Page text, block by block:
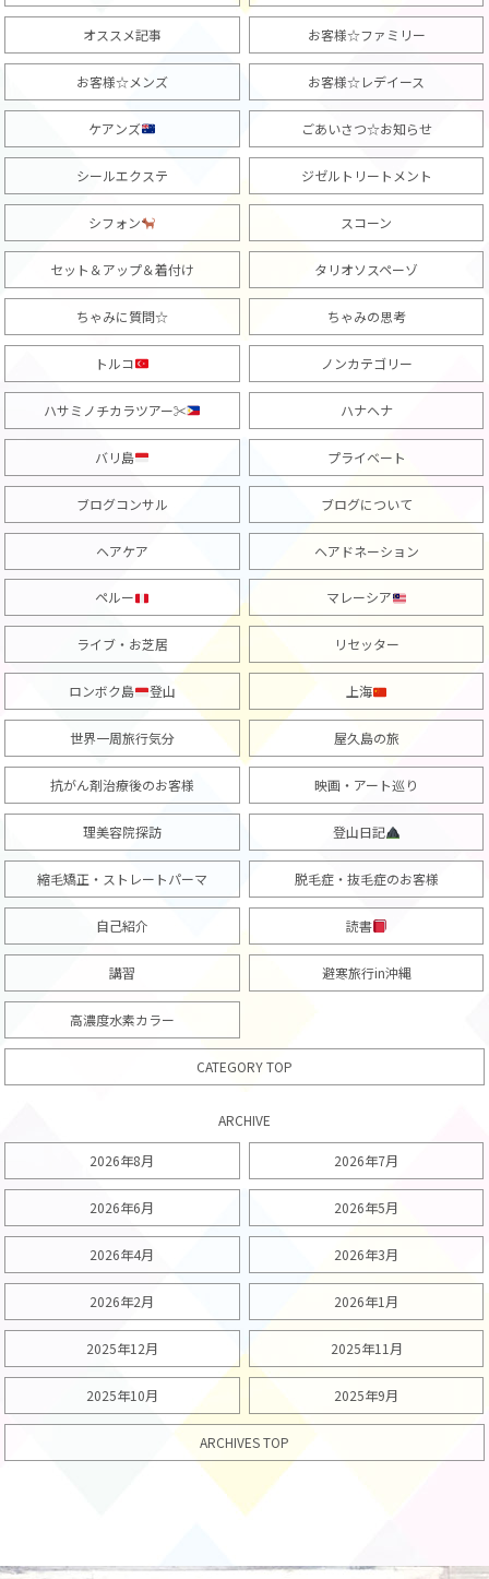
オススメ記事 お客様☆ファミリー
お客様☆メンズ お客様☆レデイース
ケアンズ ごあいさつ☆お知らせ
シールエクステ ジゼルトリートメント
シフォン スコーン
セット＆アップ＆着付け タリオソスペーゾ
ちゃみに質問☆ ちゃみの思考
トルコ ノンカテゴリー
ハサミノチカラツアー✂︎ ハナヘナ
バリ島 プライベート
ブログコンサル ブログについて
ヘアケア ヘアドネーション
ペルー マレーシア
ライブ・お芝居 リセッター
ロンボク島 登山 上海
世界一周旅行気分 屋久島の旅
抗がん剤治療後のお客様 映画・アート巡り
理美容院探訪 登山日記
縮毛矯正・ストレートパーマ 脱毛症・抜毛症のお客様
自己紹介 読書
講習 避寒旅行in沖縄
高濃度水素カラー
CATEGORY TOP
ARCHIVE
2026年8月 2026年7月
2026年6月 2026年5月
2026年4月 2026年3月
2026年2月 2026年1月
2025年12月 2025年11月
2025年10月 2025年9月
ARCHIVES TOP